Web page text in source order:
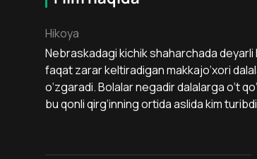
Hikoya
Nebraskadagi kichik shaharchada deyarli
faqat zarar keltiradigan makkajo‘xori
o‘zgaradi. Bolalar negadir dalalarga o‘t
bu qonli qirg‘inning ortida aslida kim